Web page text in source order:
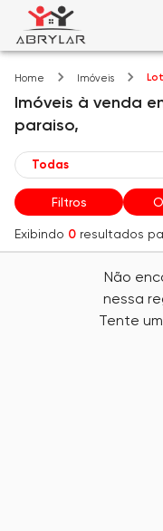
Home Imóveis
Imóveis à venda
paraiso,
Filtros
Exibindo 0 resultados
Não
nessa
Tente